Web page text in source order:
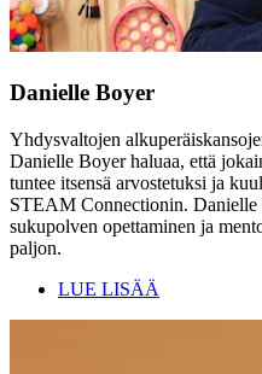
Danielle Boyer
Yhdysvaltojen
Danielle Boyer haluaa, että
tuntee itsensä arvostetuksi ja
STEAM Connectionin. Danielle
sukupolven opettaminen ja
paljon.
LUE LISÄÄ